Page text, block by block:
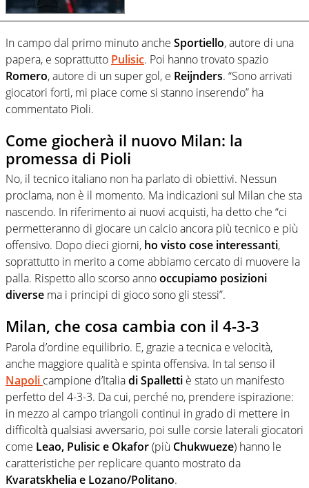
In campo dal primo minuto anche Sportiello, autore di una
papera, e soprattutto Pulisic. Poi hanno trovato spazio
Romero, autore di un super gol, e Reijnders. “Sono arrivati
giocatori forti, mi piace come si stanno inserendo” ha
commentato Pioli.
Come giocherà il nuovo Milan: la
promessa di Pioli
No, il tecnico italiano non ha parlato di obiettivi. Nessun
proclama, non è il momento. Ma indicazioni sul Milan che sta
nascendo. In riferimento ai nuovi acquisti, ha detto che “ci
permetteranno di giocare un calcio ancora più tecnico e più
offensivo. Dopo dieci giorni, ho visto cose interessanti,
soprattutto in merito a come abbiamo cercato di muovere la
palla. Rispetto allo scorso annooccupiamo posizioni
diverse ma i principi di gioco sono gli stessi”.
Milan, che cosa cambia con il 4-3-3
Parola d’ordine equilibrio. E, grazie a tecnica e velocità,
anche maggiore qualità e spinta offensiva. In tal senso il
Napoli campione d’Italiadi Spalletti è stato un manifesto
perfetto del 4-3-3. Da cui, perché no, prendere ispirazione:
in mezzo al campo triangoli continui in grado di mettere in
difficoltà qualsiasi avversario, poi sulle corsie laterali giocatori
come Leao, Pulisic e Okafor(più Chukwueze) hanno le
caratteristiche per replicare quanto mostrato da
Kvaratskhelia e Lozano/Politano.